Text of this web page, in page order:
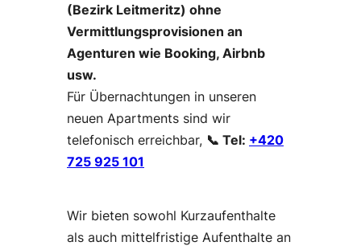
(Bezirk Leitmeritz) ohne
Vermittlungsprovisionen an
Agenturen wie Booking, Airbnb
usw.
Für Übernachtungen in unseren
neuen Apartments sind wir
telefonisch erreichbar, 📞 Tel: +420
725 925 101
Wir bieten sowohl Kurzaufenthalte
als auch mittelfristige Aufenthalte an